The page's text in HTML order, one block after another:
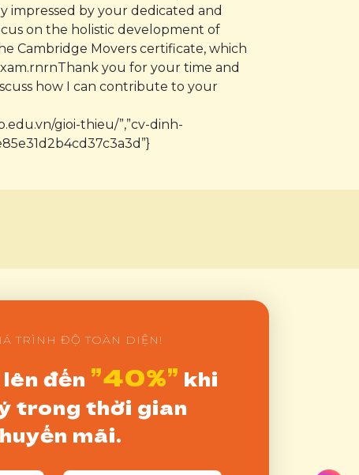
by your dedicated and
on the holistic development of
Cambridge Movers certificate, which
you for your time and
how I can contribute to your
gioi-thieu/”,”cv-dinh-
TRÌNH ĐỘ TOÀN DIỆN!
đến ”40%” khi
trong thời gian
mãi.